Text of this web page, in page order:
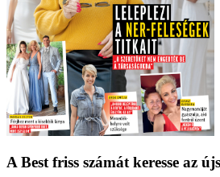
A Best friss számát keresse az